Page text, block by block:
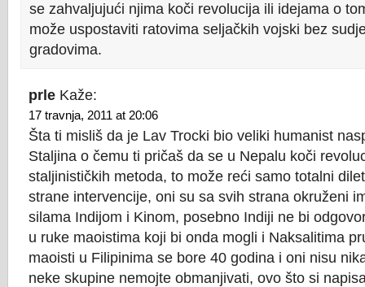
se zahvaljujući njima koči revolucija ili idejama o
može uspostaviti ratovima seljačkih vojski bez
gradovima.
prle Kaže:
17 travnja, 2011 at 20:06
Šta ti misliš da je Lav Trocki bio veliki humanist
Staljina o čemu ti pričaš da se u Nepalu koči
staljinističkih metoda, to može reći samo totalni
strane intervencije, oni su sa svih strana okruženi
silama Indijom i Kinom, posebno Indiji ne bi
u ruke maoistima koji bi onda mogli i Naksalitima
maoisti u Filipinima se bore 40 godina i oni nisu
neke skupine nemojte obmanjivati, ovo što si